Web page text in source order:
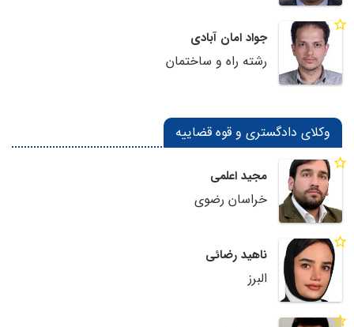
جواد امان آبادی
رشته راه و ساختمان
وکلای دادگستری و قوه قضاییه
مجید اعلمی
خراسان رضوی
ناهید رضائی
البرز